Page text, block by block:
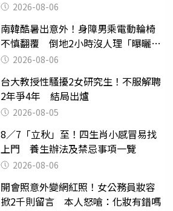
2026-08-06
南韓酷暑出意外！身障男乘電動輪椅
不慎翻覆 倒地2小時沒人理「曝曬
亡」2026-08-06
台大教授性騷擾2女研究生！不服解聘
2年爭4年 結局出爐
2026-08-05
8／7「立秋」至！四生肖小感冒易找
上門 養生辦法及禁忌事項一覽
2026-08-06
開會照意外變網紅照！女公務員妝容
掀2千則留言 本人怒嗆：化妝有錯嗎